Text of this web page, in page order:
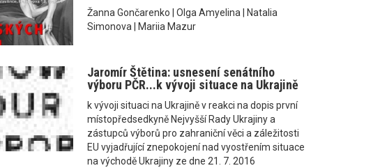
Žanna Gončarenko | Olga Amyelina | Natalia
Simonova | Mariia Mazur
Jaromír Štětina: usnesení senátního
výboru PČR...k vývoji situace na Ukrajině
k vývoji situaci na Ukrajině v reakci na dopis první
místopředsedkyně Nejvyšší Rady Ukrajiny a
zástupců výborů pro zahraniční věci a záležitosti
EU vyjadřující znepokojení nad vyostřením situace
na východě Ukrajiny ze dne 21. 7. 2016